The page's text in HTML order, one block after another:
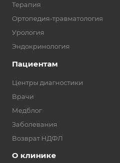
Терапия
Ортопедия-травматология
Урология
Эндокринология
Пациентам
Центры диагностики
Врачи
Медблог
Заболевания
Возврат НДФЛ
О клинике